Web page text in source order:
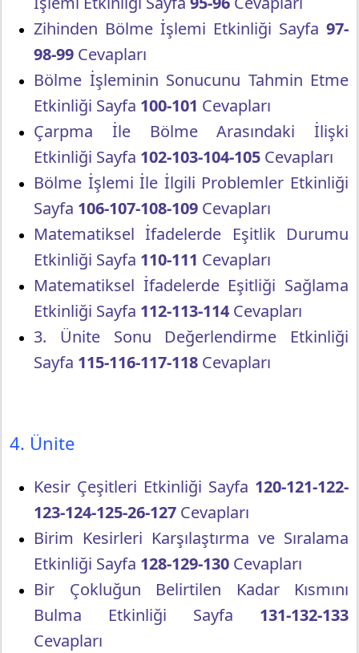
Zihinden Bölme İşlemi Etkinliği Sayfa 97-
98-99 Cevapları
Bölme İşleminin Sonucunu Tahmin Etme
Etkinliği Sayfa 100-101 Cevapları
Çarpma İle Bölme Arasındaki İlişki
Etkinliği Sayfa 102-103-104-105 Cevapları
Bölme İşlemi İle İlgili Problemler Etkinliği
Sayfa 106-107-108-109 Cevapları
Matematiksel İfadelerde Eşitlik Durumu
Etkinliği Sayfa 110-111 Cevapları
Matematiksel İfadelerde Eşitliği Sağlama
Etkinliği Sayfa 112-113-114 Cevapları
3. Ünite Sonu Değerlendirme Etkinliği
Sayfa 115-116-117-118 Cevapları
4. Ünite
Kesir Çeşitleri Etkinliği Sayfa 120-121-122-
123-124-125-26-127 Cevapları
Birim Kesirleri Karşılaştırma ve Sıralama
Etkinliği Sayfa 128-129-130 Cevapları
Bir Çokluğun Belirtilen Kadar Kısmını
Bulma Etkinliği Sayfa 131-132-133
Cevapları